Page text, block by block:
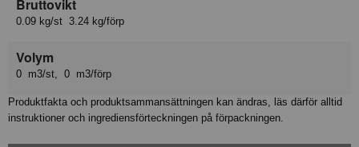
Bruttovikt
0.09 kg/st 3.24 kg/förp
Volym
0 m3/st, 0 m3/förp
Produktfakta och produktsammansättningen kan ändras, läs därför alltid
instruktioner och ingrediensförteckningen på förpackningen.